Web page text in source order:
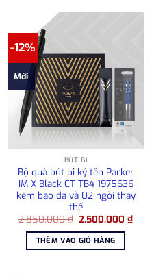
₫.
-12%
Mới
BÚT BI
Bộ quà bút bi ký tên Parker
IM X Black CT TB4 1975636
kèm bao da và 02 ngòi thay
thế
2.850.000₫ Giá
là:
2.850.000 ₫.
2.500.000₫Giá
hiện
THÊM VÀO GIỎ HÀNG